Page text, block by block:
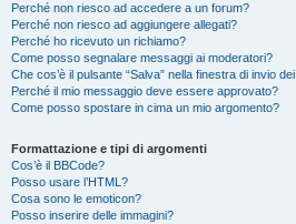
Perché non riesco ad accedere a un forum?
Perché non riesco ad aggiungere allegati?
Perché ho ricevuto un richiamo?
Come posso segnalare messaggi ai moderatori?
Che cos’è il pulsante “Salva” nella finestra di invio
Perché il mio messaggio deve essere approvato?
Come posso spostare in cima un mio argomento?
Formattazione e tipi di argomenti
Cos’è il BBCode?
Posso usare l’HTML?
Cosa sono le emoticon?
Posso inserire delle immagini?